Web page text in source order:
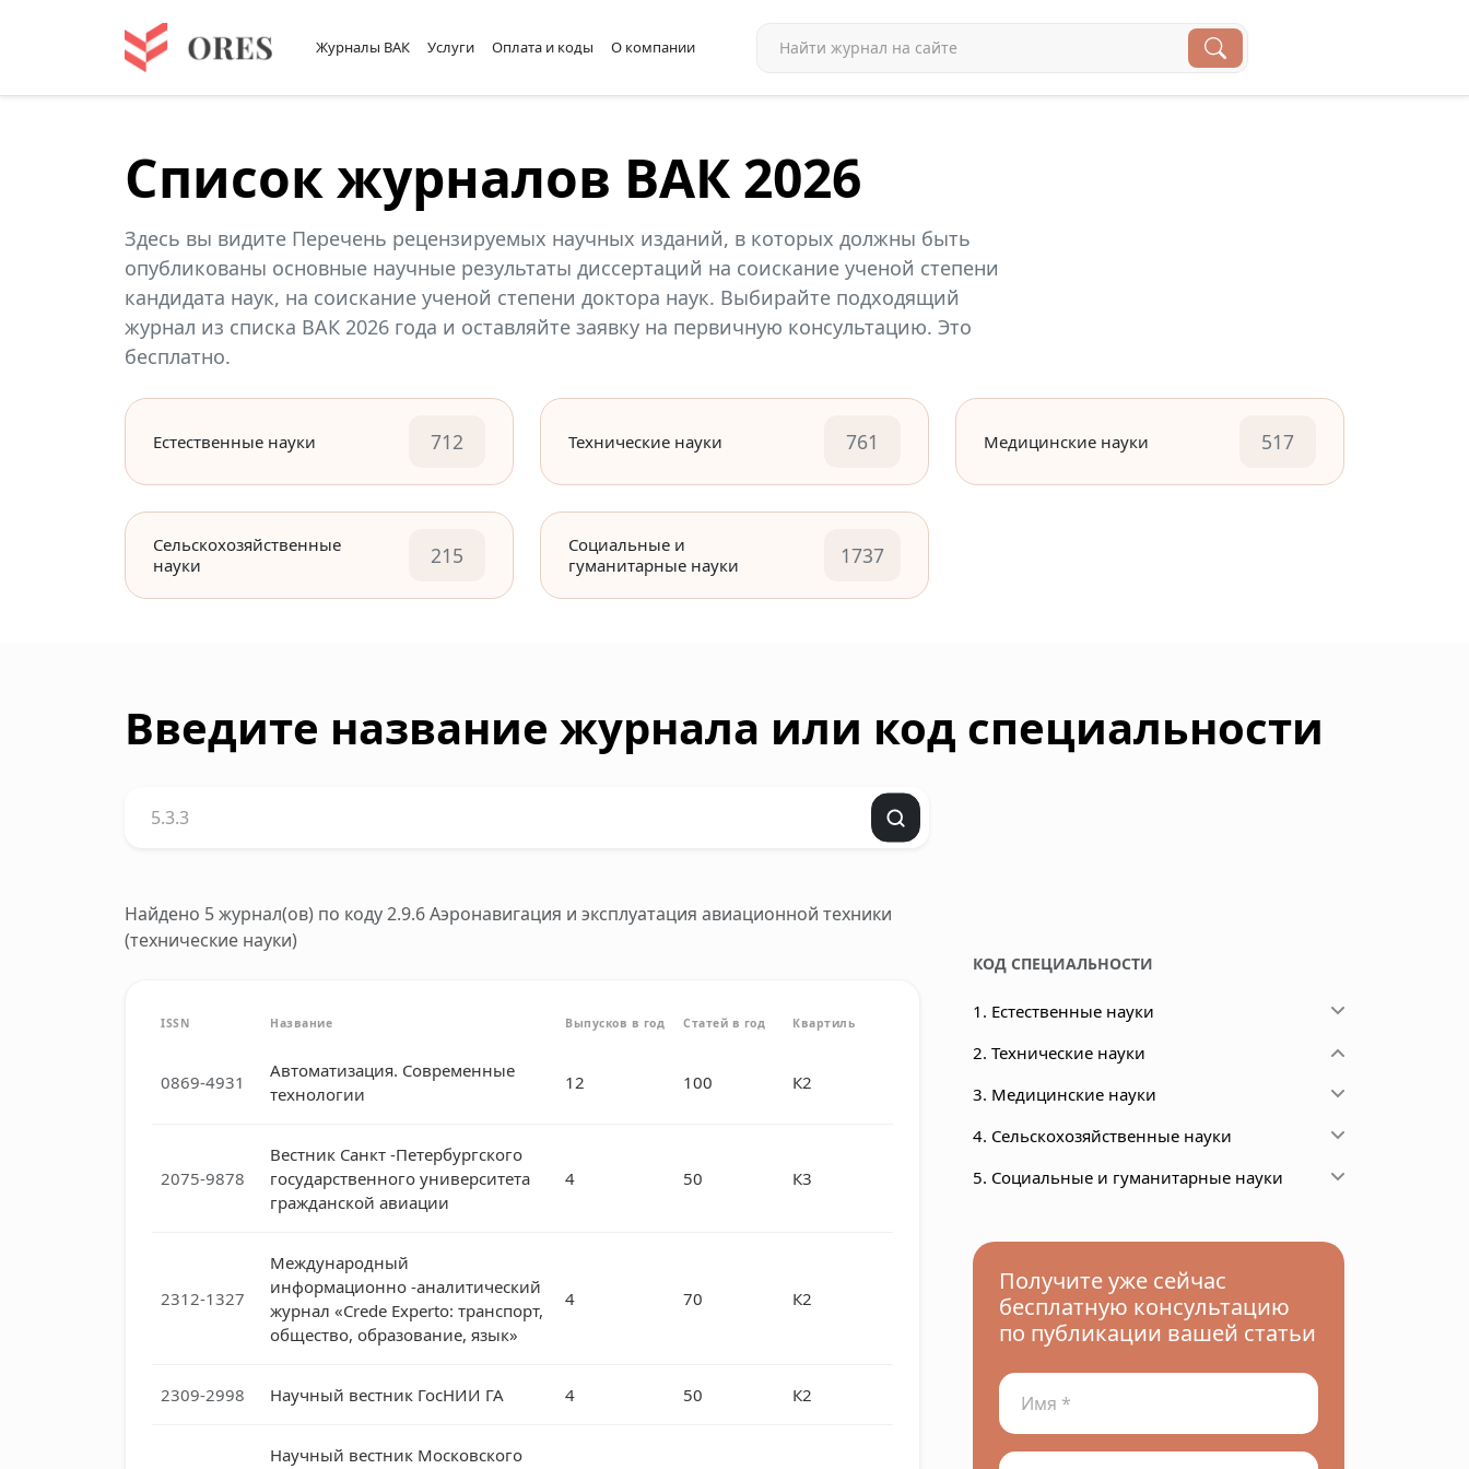
Журналы ВАК Услуги Оплата и коды О компании
Список журналов ВАК 2026
Здесь вы видите Перечень рецензируемых научных изданий, в которых должны быть
опубликованы основные научные результаты диссертаций на соискание ученой степени
кандидата наук, на соискание ученой степени доктора наук. Выбирайте подходящий
журнал из списка ВАК 2026 года и оставляйте заявку на первичную консультацию. Это
бесплатно.
Естественные науки 712 Технические науки 761 Медицинские науки 517
Сельскохозяйственные
науки
215
Социальные и
гуманитарные науки
1737
Введите название журнала или код специальности
Найдено 5 журнал(ов) по коду 2.9.6 Аэронавигация и эксплуатация авиационной техники
(технические науки)
ISSN Название Выпусков в год Статей в год Квартиль
0869-4931
Автоматизация. Современные
технологии
12 100 К2
2075-9878
Вестник Санкт -Петербургского
государственного университета
гражданской авиации
4 50 К3
2312-1327
Международный
информационно -аналитический
журнал «Crede Experto: транспорт,
общество, образование, язык»
4 70 К2
2309-2998 Научный вестник ГосНИИ ГА 4 50 К2
Научный вестник Московского
КОД СПЕЦИАЛЬНОСТИ
1. Естественные науки
2. Технические науки
3. Медицинские науки
4. Сельскохозяйственные науки
5. Социальные и гуманитарные науки
Получите уже сейчас
бесплатную консультацию
по публикации вашей статьи